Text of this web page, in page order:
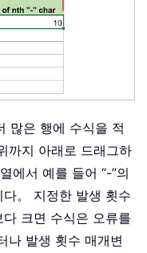
많은 행에 수식을 적
까지 아래로 드래그하
에서 예를 들어 “-”의
。 지정한 발생 횟수
크면 수식은 오류를
나 발생 횟수 매개변